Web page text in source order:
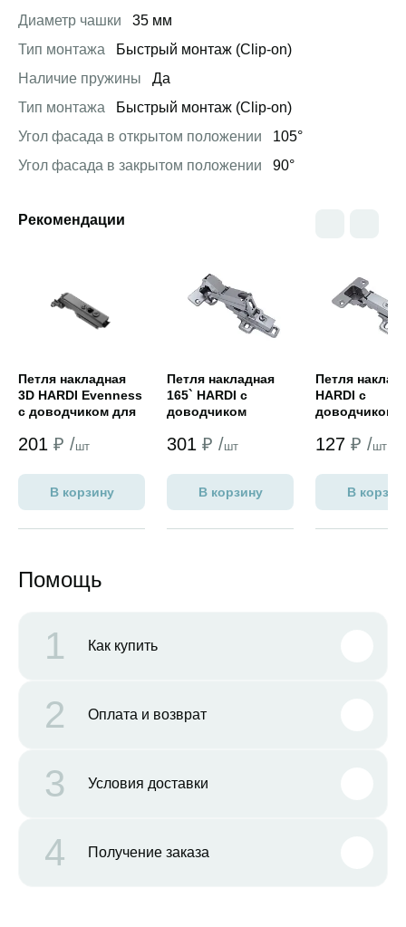
Диаметр чашки
35 мм
Тип монтажа
Быстрый монтаж (Clip-on)
Наличие пружины
Да
Тип монтажа
Быстрый монтаж (Clip-on)
Угол фасада в открытом положении
105°
Угол фасада в закрытом положении
90°
Рекомендации
Петля накладная
3D HARDI Evenness
с доводчиком для
,СКРЫТАЯ
никель
201 ₽ /шт
В корзину
Петля накладная
165` HARDI с
доводчиком
301 ₽ /шт
В корзину
Петля
HARDI с
доводчиком
127 ₽ /шт
В
Помощь
1 Как купить
2 Оплата и возврат
3 Условия доставки
4 Получение заказа